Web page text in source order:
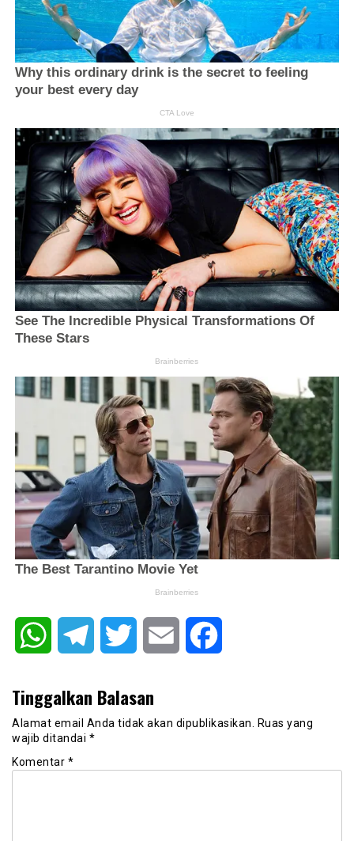
WhatsAppTelegram Twitter Email
Tinggalkan Balasan
Alamat email Anda tidak akan dipublikasikan.
Ruas yang
wajib ditandai *
Komentar *